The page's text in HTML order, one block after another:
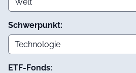
Schwerpunkt:
ETF-Fonds: